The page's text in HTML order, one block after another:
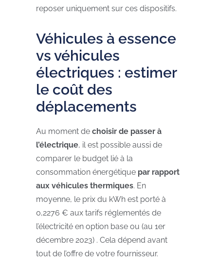
reposer uniquement sur ces dispositifs.
Véhicules à essence
vs véhicules
électriques : estimer
le coût des
déplacements
Au moment de choisir de passer à
l’électrique, il est possible aussi de
comparer le budget lié à la
consommation énergétique par rapport
aux véhicules thermiques. En
moyenne, le prix du kWh est porté à
0,2276 € aux tarifs réglementés de
l’électricité en option base ou (au 1er
décembre 2023) . Cela dépend avant
tout de l’offre de votre fournisseur.